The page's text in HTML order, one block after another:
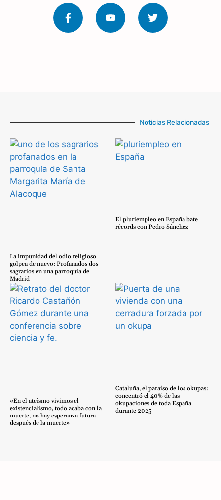
Noticias Relacionadas
La impunidad del odio religioso
golpea de nuevo: Profanados dos
sagrarios en una parroquia de
Madrid
El pluriempleo en España bate
récords con Pedro Sánchez
«En el ateísmo vivimos el
existencialismo, todo acaba con la
muerte, no hay esperanza futura
después de la muerte»
Cataluña, el paraíso de los okupas:
concentró el 40% de las
okupaciones de toda España
durante 2025